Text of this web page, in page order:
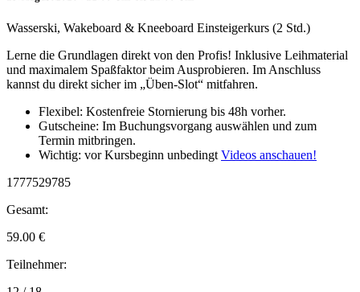
Wasserski, Wakeboard & Kneeboard Einsteigerkurs (2 Std.)
Lerne die Grundlagen direkt von den Profis! Inklusive Leihmaterial
und maximalem Spaßfaktor beim Ausprobieren. Im Anschluss
kannst du direkt sicher im „Üben-Slot“ mitfahren.
Flexibel: Kostenfreie Stornierung bis 48h vorher.
Gutscheine: Im Buchungsvorgang auswählen und zum
Termin mitbringen.
Wichtig: vor Kursbeginn unbedingt Videos anschauen!
1777529785
Gesamt:
59.00 €
Teilnehmer: